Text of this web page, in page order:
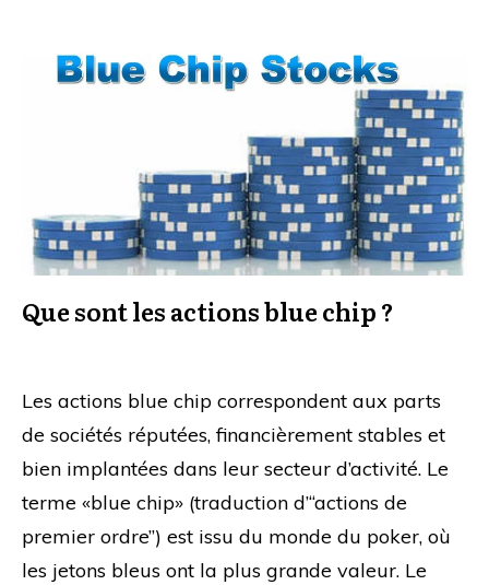
Que sont les actions blue chip ?
Les actions blue chip correspondent aux parts
de sociétés réputées, financièrement stables et
bien implantées dans leur secteur d’activité. Le
terme «blue chip» (traduction d’“actions de
premier ordre”) est issu du monde du poker, où
les jetons bleus ont la plus grande valeur. Le